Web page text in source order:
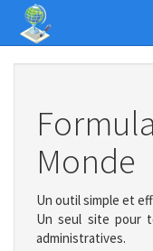
Monde
Un outil simple et
Un seul site pour
administratives.